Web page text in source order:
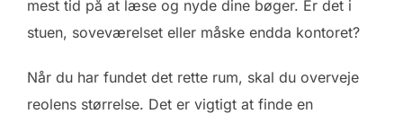
mest tid på at læse og nyde dine bøger. Er det i
stuen, soveværelset eller måske endda kontoret?
Når du har fundet det rette rum, skal du overveje
reolens størrelse. Det er vigtigt at finde en